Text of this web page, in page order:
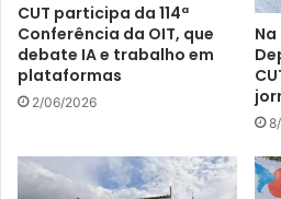
CUT participa da 114ª
Conferência da OIT, que
debate IA e trabalho em
plataformas
2/06/2026